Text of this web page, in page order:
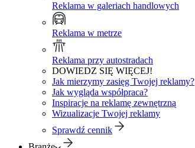
Reklama w galeriach handlowych
Reklama w metrze
Reklama przy autostradach
DOWIEDZ SIĘ WIĘCEJ!
Jak mierzymy zasięg Twojej reklamy?
Jak wygląda współpraca?
Inspiracje na reklamę zewnętrzną
Wizualizacje Twojej reklamy
Sprawdź cennik